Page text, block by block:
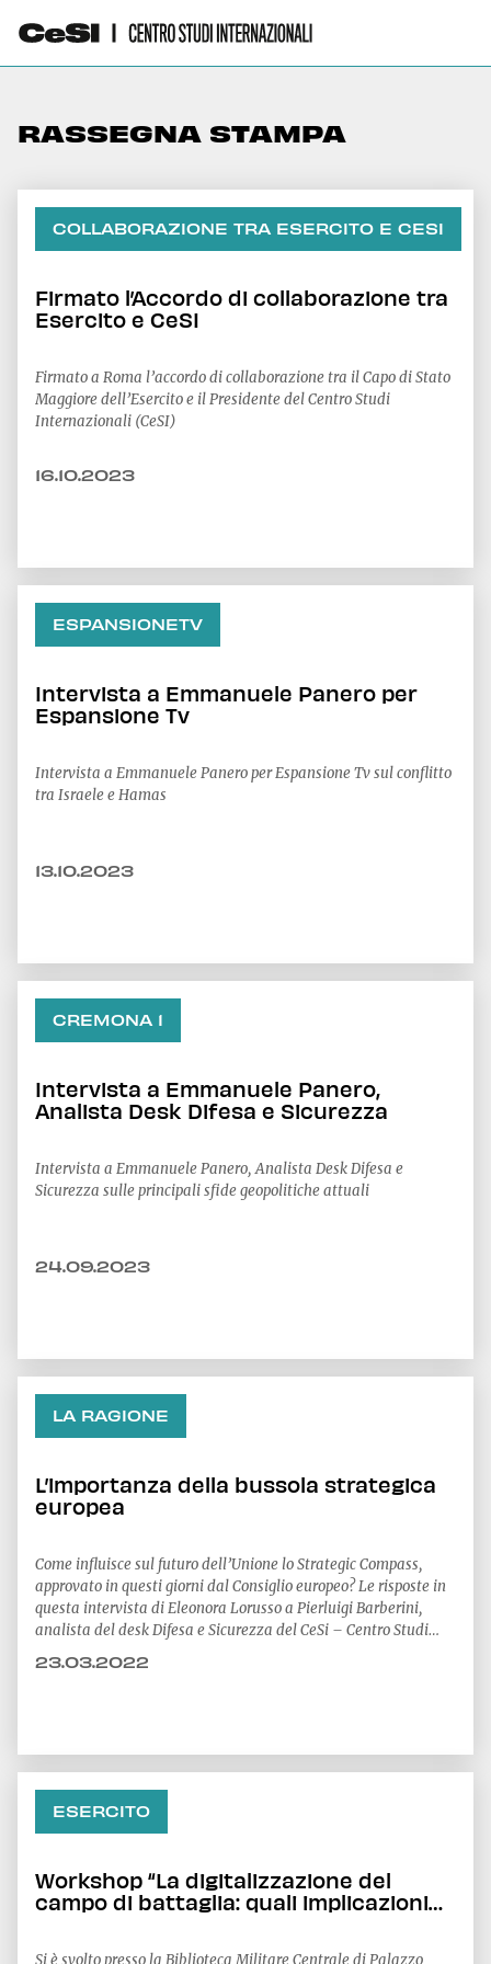
RASSEGNA STAMPA
COLLABORAZIONE TRA ESERCITO E CESI
Firmato l’Accordo di collaborazione tra
Esercito e CeSI
Firmato a Roma l’accordo di collaborazione tra il Capo di Stato
Maggiore dell’Esercito e il Presidente del Centro Studi
Internazionali (CeSI)
16.10.2023
ESPANSIONETV
Intervista a Emmanuele Panero per
Espansione Tv
Intervista a Emmanuele Panero per Espansione Tv sul conflitto
tra Israele e Hamas
13.10.2023
CREMONA 1
Intervista a Emmanuele Panero,
Analista Desk Difesa e Sicurezza
Intervista a Emmanuele Panero, Analista Desk Difesa e
Sicurezza sulle principali sfide geopolitiche attuali
24.09.2023
LA RAGIONE
L’importanza della bussola strategica
europea
Come influisce sul futuro dell’Unione lo Strategic Compass,
approvato in questi giorni dal Consiglio europeo? Le risposte in
questa intervista di Eleonora Lorusso a Pierluigi Barberini,
analista del desk Difesa e Sicurezza del CeSi – Centro Studi
23.03.2022
ESERCITO
Workshop “La digitalizzazione del
campo di battaglia: quali implicazioni
Si è svolto presso la Biblioteca Militare Centrale di Palazzo